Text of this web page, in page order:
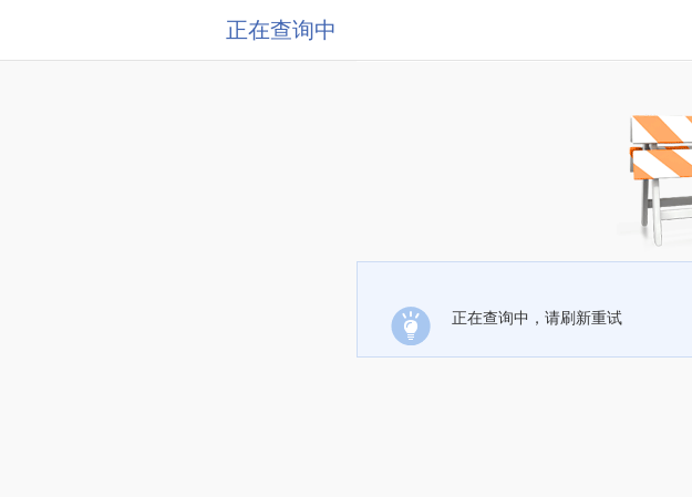
正在查询中
正在查询中，请刷新重试